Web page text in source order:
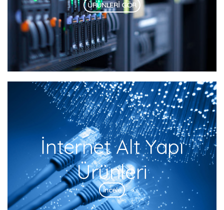
ÜRÜNLERİ GÖR
İnternet Alt Yapı
Ürünleri
İncele